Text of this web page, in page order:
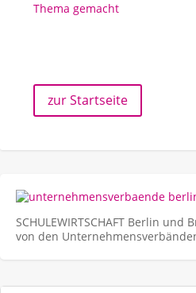
Thema gemacht
zur Startseite
SCHULEWIRTSCHAFT Berlin
von den